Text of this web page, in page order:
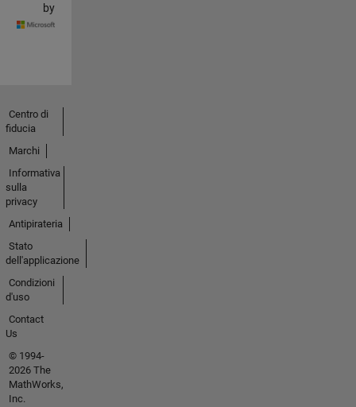
by
Centro di
fiducia
Marchi
Informativa
sulla
privacy
Antipirateria
Stato
dell'applicazione
Condizioni
d'uso
Contact
Us
© 1994-
2026 The
MathWorks,
Inc.